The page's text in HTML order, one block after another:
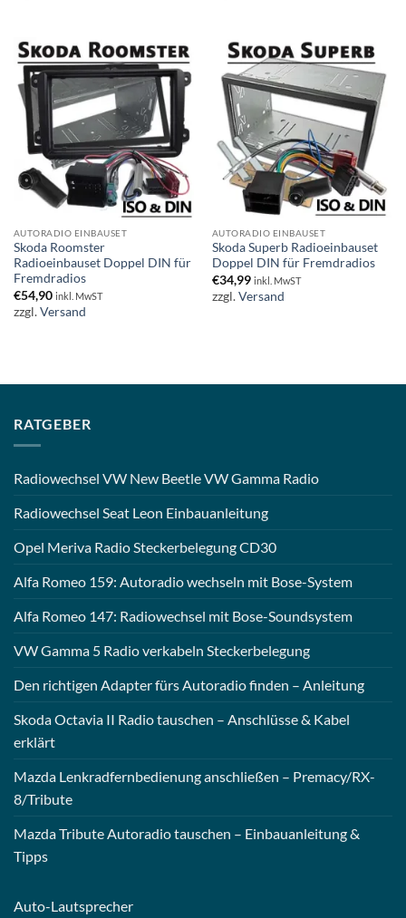
AUTORADIO EINBAUSET
Skoda Roomster
Radioeinbauset Doppel DIN für
Fremdradios
€54,90 inkl. MwST
zzgl.Versand
AUTORADIO EINBAUSET
Skoda Superb Radioeinbauset
Doppel DIN für Fremdradios
€34,99 inkl. MwST
zzgl.Versand
RATGEBER
Radiowechsel VW New Beetle VW Gamma Radio
Radiowechsel Seat Leon Einbauanleitung
Opel Meriva Radio Steckerbelegung CD30
Alfa Romeo 159: Autoradio wechseln mit Bose-System
Alfa Romeo 147: Radiowechsel mit Bose-Soundsystem
VW Gamma 5 Radio verkabeln Steckerbelegung
Den richtigen Adapter fürs Autoradio finden – Anleitung
Skoda Octavia II Radio tauschen – Anschlüsse & Kabel
erklärt
Mazda Lenkradfernbedienung anschließen – Premacy/RX-
8/Tribute
Mazda Tribute Autoradio tauschen – Einbauanleitung &
Tipps
Auto-Lautsprecher